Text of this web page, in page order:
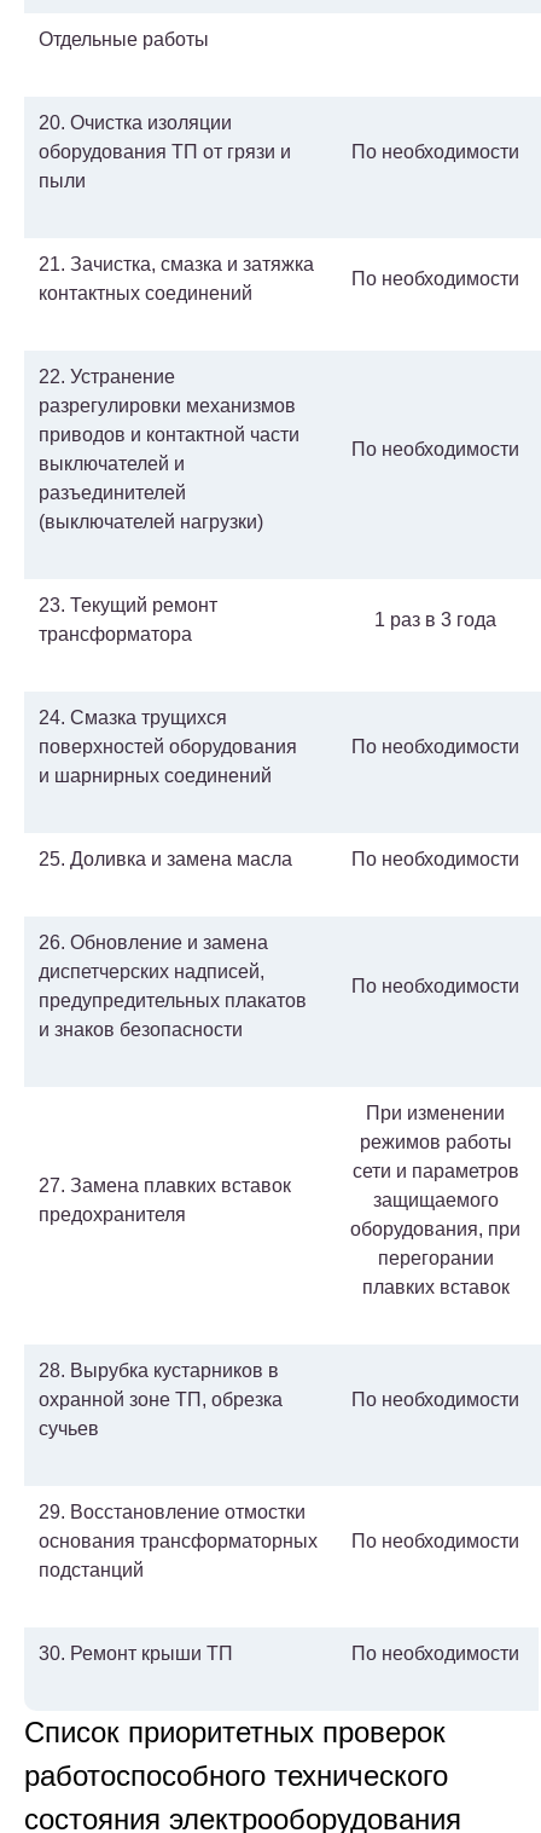
Отдельные работы
20. Очистка изоляции
оборудования ТП от грязи и
пыли
По необходимости
21. Зачистка, смазка и затяжка
контактных соединений
По необходимости
22. Устранение
разрегулировки механизмов
приводов и контактной части
выключателей и
разъединителей
(выключателей нагрузки)
По необходимости
23. Текущий ремонт
трансформатора
1 раз в 3 года
24. Смазка трущихся
поверхностей оборудования
и шарнирных соединений
По необходимости
25. Доливка и замена масла По необходимости
26. Обновление и замена
диспетчерских надписей,
предупредительных плакатов
и знаков безопасности
По необходимости
27. Замена плавких вставок
предохранителя
При изменении
режимов работы
сети и параметров
защищаемого
оборудования, при
перегорании
плавких вставок
28. Вырубка кустарников в
охранной зоне ТП, обрезка
сучьев
По необходимости
29. Восстановление отмостки
основания трансформаторных
подстанций
По необходимости
30. Ремонт крыши ТП По необходимости
Список приоритетных проверок
работоспособного технического
состояния электрооборудования